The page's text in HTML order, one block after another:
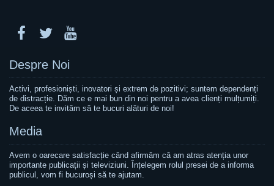
Despre Noi
Activi, profesioniști, inovatori și extrem de pozitivi; suntem dependenți
de distracție. Dăm ce e mai bun din noi pentru a avea clienți mulțumiți.
De aceea te invităm să te bucuri alături de noi!
Media
Avem o oarecare satisfacție când afirmăm că am atras atenția unor
importante publicații și televiziuni. Înțelegem rolul presei de a informa
publicul, vom fi bucuroși să te ajutam.